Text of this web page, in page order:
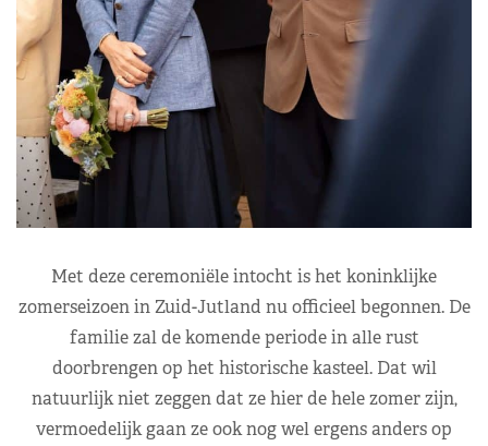
Met deze ceremoniële intocht is het koninklijke
zomerseizoen in Zuid-Jutland nu officieel begonnen. De
familie zal de komende periode in alle rust
doorbrengen op het historische kasteel. Dat wil
natuurlijk niet zeggen dat ze hier de hele zomer zijn,
vermoedelijk gaan ze ook nog wel ergens anders op